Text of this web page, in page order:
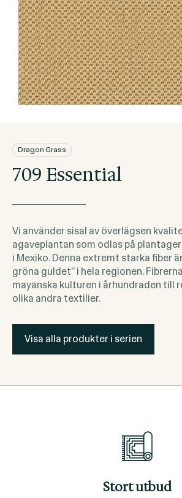
Dragon Grass
709 Essential
Vi använder sisal av överlägsen
agaveplantan som odlas på
i Mexiko. Denna extremt starka fiber
gröna guldet” i hela regionen.
mayanska kulturen i århundraden till
olika andra textilier.
Visa alla produkter i serien
Stort utbud